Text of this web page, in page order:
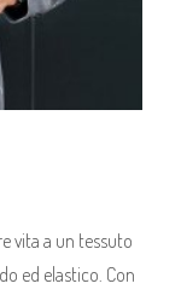
vita a un tessuto
ed elastico. Con